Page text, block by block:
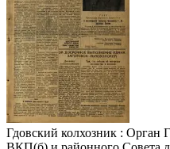
Гдовский колхозник : Орган